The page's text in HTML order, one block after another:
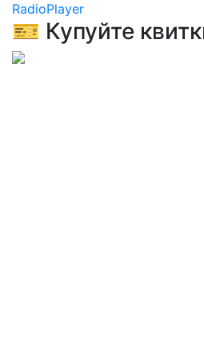
RadioPlayer
🎫 Купуйте